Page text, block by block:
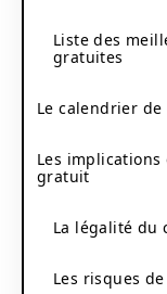
Liste des
gratuites
Le calendrier
Les
gratuit
La légalité du
Les risques